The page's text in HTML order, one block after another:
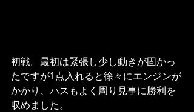
初戦。最初は緊張し少し動きが固かっ
たですが1点入れると徐々にエンジンが
かかり、パスもよく周り見事に勝利を
収めました。